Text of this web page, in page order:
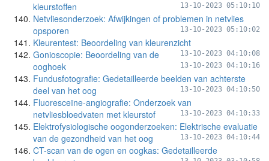
kleurstoffen
13-10-2023 05:10:10
Netvliesonderzoek: Afwijkingen of problemen in netvlies
opsporen
13-10-2023 05:10:02
Kleurentest: Beoordeling van kleurenzicht
13-10-2023 04:10:08
Gonioscopie: Beoordeling van de
ooghoek
13-10-2023 04:10:16
Fundusfotografie: Gedetailleerde beelden van achterste
deel van het oog
13-10-2023 04:10:50
Fluoresceïne-angiografie: Onderzoek van
netvliesbloedvaten met kleurstof
13-10-2023 04:10:33
Elektrofysiologische oogonderzoeken: Elektrische evaluatie
van de gezondheid van het oog
13-10-2023 04:10:44
CT-scan van de ogen en oogkas: Gedetailleerde